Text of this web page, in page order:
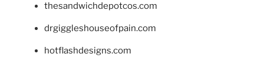
thesandwichdepotcos.com
drgiggleshouseofpain.com
hotflashdesigns.com